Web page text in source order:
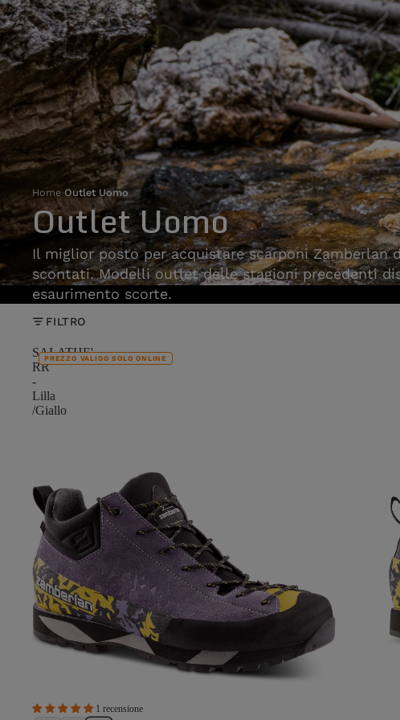
Home›Outlet Uomo
Outlet Uomo
Il miglior posto per acquistare scarponi Zamberlan
scontati. Modelli outlet delle stagioni precedenti
esaurimento scorte.
FILTRO
SALATHE'
RR
-
Lilla
/Giallo
1 recensione
PREZZO VALIDO SOLO ONLINE